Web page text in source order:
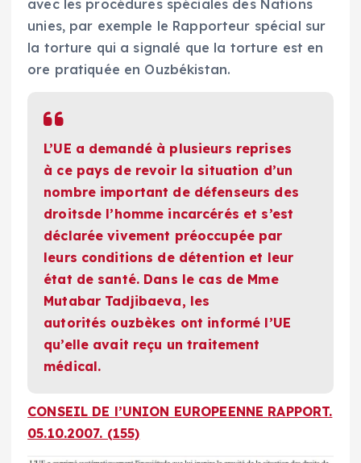
avec les procédures spéciales des Nations
unies, par exemple le Rapporteur spécial sur
la torture qui a signalé que la torture est en
ore pratiquée en Ouzbékistan.
L’UE a demandé à plusieurs reprises
à ce pays de revoir la situation d’un
nombre important de défenseurs des
droitsde l’homme incarcérés et s’est
déclarée vivement préoccupée par
leurs conditions de détention et leur
état de santé. Dans le cas de Mme
Mutabar Tadjibaeva, les
autorités ouzbèkes ont informé l’UE
qu’elle avait reçu un traitement
médical.
CONSEIL DE l’UNION EUROPEENNE RAPPORT.
05.10.2007. (155)